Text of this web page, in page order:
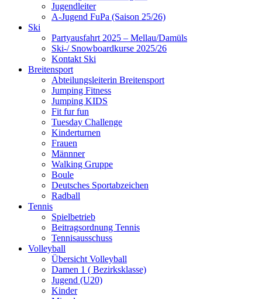
Jugendleiter
A-Jugend FuPa (Saison 25/26)
Ski
Partyausfahrt 2025 – Mellau/Damüls
Ski-/ Snowboardkurse 2025/26
Kontakt Ski
Breitensport
Abteilungsleiterin Breitensport
Jumping Fitness
Jumping KIDS
Fit fur fun
Tuesday Challenge
Kinderturnen
Frauen
Männner
Walking Gruppe
Boule
Deutsches Sportabzeichen
Radball
Tennis
Spielbetrieb
Beitragsordnung Tennis
Tennisausschuss
Volleyball
Übersicht Volleyball
Damen 1 ( Bezirksklasse)
Jugend (U20)
Kinder